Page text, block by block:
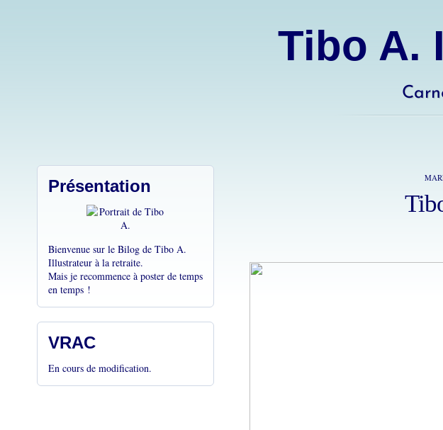
Tibo A.
Présentation
Bienvenue sur le Bilog de Tibo A.
Illustrateur à la retraite.
Mais je recommence à poster de temps
en temps !
VRAC
En cours de modification.